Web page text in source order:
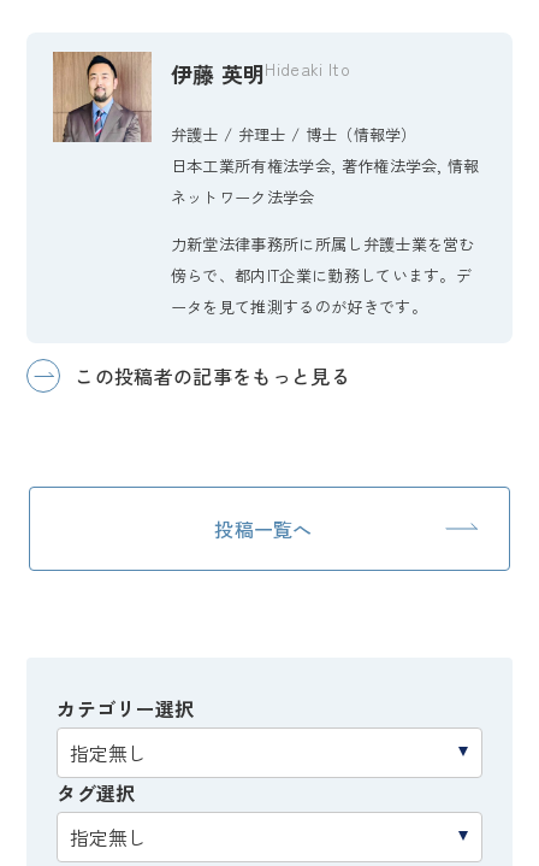
伊藤 英明Hideaki Ito
弁護士 / 弁理士 / 博士（情報学）
日本工業所有権法学会, 著作権法学会, 情報
ネットワーク法学会
力新堂法律事務所に所属し弁護士業を営む
傍らで、都内IT企業に勤務しています。デ
ータを見て推測するのが好きです。
この投稿者の記事をもっと見る
投稿一覧へ
カテゴリー選択
タグ選択